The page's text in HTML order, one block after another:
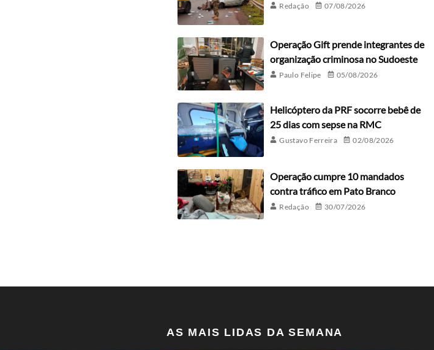
Redação 07/08/2026
Operação Gift prende integrantes de
organização criminosa no Sudoeste
Paulo Felipe 05/08/2026
Helicóptero da PRF socorre bebê de
25 dias com sepse na RMC
Gustavo Ferreira 02/08/2026
Operação cumpre 10 mandados
contra tráfico em Pato Branco
Redação 30/07/2026
AS MAIS LIDAS DA SEMANA